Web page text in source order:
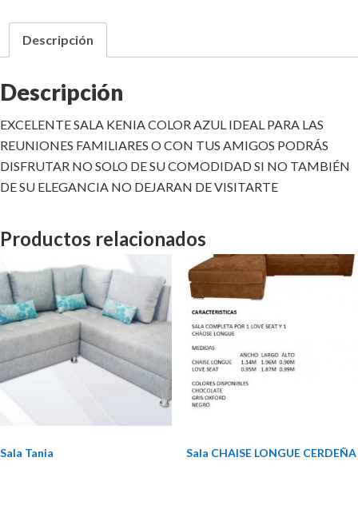
Descripción
Descripción
EXCELENTE SALA KENIA COLOR AZUL IDEAL PARA LAS
REUNIONES FAMILIARES O CON TUS AMIGOS PODRÁS
DISFRUTAR NO SOLO DE SU COMODIDAD SI NO TAMBIÉN
DE SU ELEGANCIA NO DEJARAN DE VISITARTE
Productos relacionados
Sala Tania Sala CHAISE LONGUE CERDEÑA